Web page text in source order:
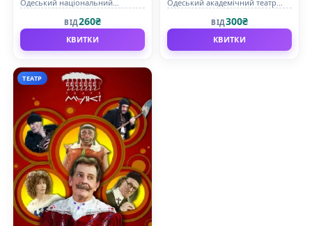
Одеський національний
ВІД260₴
КВИТКИ
Одеський академічний театр
ВІД300₴
КВИТКИ
ТЕАТР